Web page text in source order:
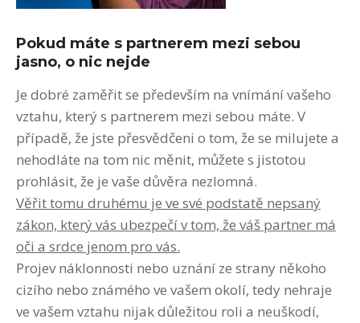
Pokud máte s partnerem mezi sebou
jasno, o nic nejde
Je dobré zaměřit se především na vnímání vašeho
vztahu, který s partnerem mezi sebou máte. V
případě, že jste přesvědčeni o tom, že se milujete a
nehodláte na tom nic měnit, můžete s jistotou
prohlásit, že je vaše důvěra nezlomná.
Věřit tomu druhému je ve své podstatě nepsaný
zákon, který vás ubezpečí v tom, že váš partner má
oči a srdce jenom pro vás.
Projev náklonnosti nebo uznání ze strany někoho
cizího nebo známého ve vašem okolí, tedy nehraje
ve vašem vztahu nijak důležitou roli a neuškodí,